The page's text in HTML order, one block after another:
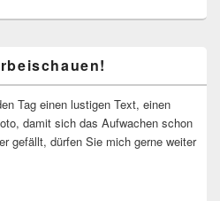
Tag einen lustigen Text, einen
damit sich das Aufwachen schon
gefällt, dürfen Sie mich gerne weiter